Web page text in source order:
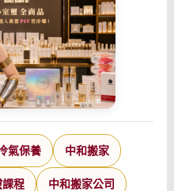
氣保養 中和搬家
課程 中和搬家公司